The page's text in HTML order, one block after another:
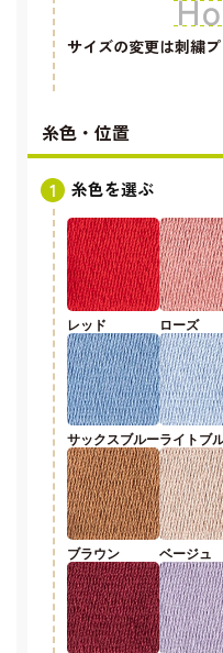
サイズの変更は刺繍
糸色・位置
糸色を選ぶ
レッド ローズ
サックスブルーライトブ
ブラウン ベージュ